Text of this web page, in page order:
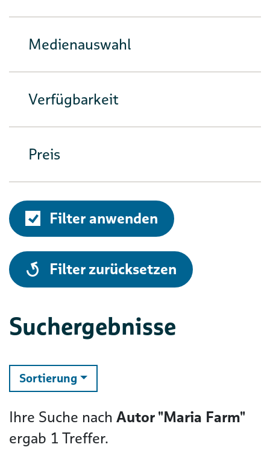
Medienauswahl
Verfügbarkeit
Preis
Filter anwenden
alle
Filter zurücksetzen
Suchergebnisse
Sortierung ändern
Ihre Suche nach Autor "Maria Farm"
ergab 1 Treffer.